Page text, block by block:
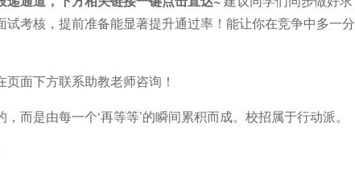
考核，提前准备能显著提升通过率！能让你在竞争中多一分
面下方联系助教老师咨询！
而是由每一个‘再等等’的瞬间累积而成。校招属于行动派。